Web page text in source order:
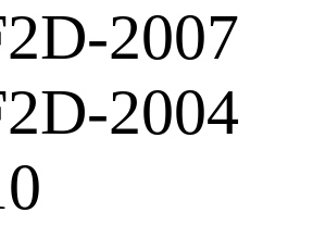
2007
2004